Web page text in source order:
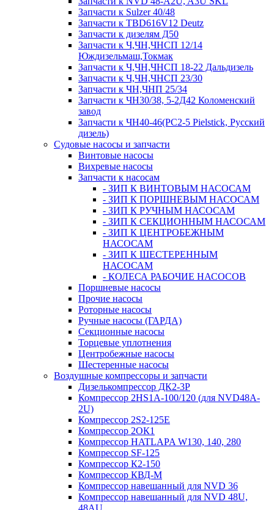
Запчасти к Sulzer 40/48
Запчасти к TBD616V12 Deutz
Запчасти к дизелям Д50
Запчасти к Ч,ЧН,ЧНСП 12/14
Юждизельмаш,Токмак
Запчасти к Ч,ЧН,ЧНСП 18-22 Дальдизель
Запчасти к Ч,ЧН,ЧНСП 23/30
Запчасти к ЧН,ЧНП 25/34
Запчасти к ЧН30/38, 5-2Д42 Коломенский
завод
Запчасти к ЧН40-46(PC2-5 Pielstick, Русский
дизель)
Судовые насосы и запчасти
Винтовые насосы
Вихревые насосы
Запчасти к насосам
- ЗИП К ВИНТОВЫМ НАСОСАМ
- ЗИП К ПОРШНЕВЫМ НАСОСАМ
- ЗИП К РУЧНЫМ НАСОСАМ
- ЗИП К СЕКЦИОННЫМ НАСОСАМ
- ЗИП К ЦЕНТРОБЕЖНЫМ
НАСОСАМ
- ЗИП К ШЕСТЕРЕННЫМ
НАСОСАМ
- КОЛЕСА РАБОЧИЕ НАСОСОВ
Поршневые насосы
Прочие насосы
Роторные насосы
Ручные насосы (ГАРДА)
Секционные насосы
Торцевые уплотнения
Центробежные насосы
Шестеренные насосы
Воздушные компрессоры и запчасти
Дизелькомпрессор ДК2-3Р
Компрессор 2HS1A-100/120 (для NVD48A-
2U)
Компрессор 2S2-125Е
Компрессор 2ОК1
Компрессор HATLAPA W130, 140, 280
Компрессор SF-125
Компрессор К2-150
Компрессор КВД-М
Компрессор навешанный для NVD 36
Компрессор навешанный для NVD 48U,
48AU